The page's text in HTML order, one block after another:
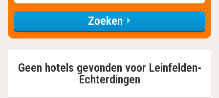
Zoeken
Geen hotels gevonden voor Leinfelden-
Echterdingen